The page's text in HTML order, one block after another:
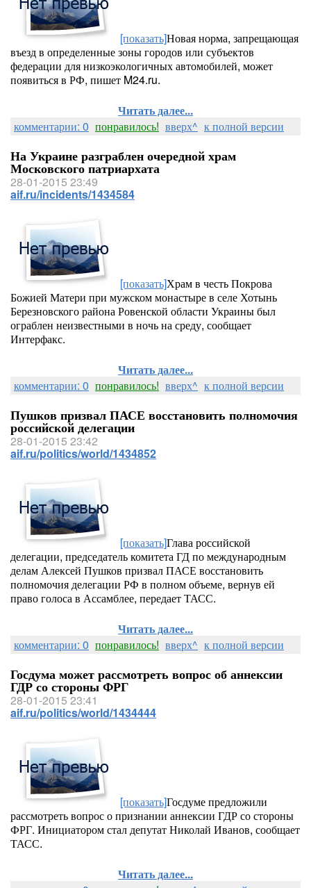
[показать]Новая норма, запрещающая
въезд в определенные зоны городов или субъектов
федерации для низкоэкологичных автомобилей, может
появиться в РФ, пишет M24.ru.
Читать далее...
комментарии: 0 понравилось! вверх^ к полной версии
На Украине разграблен очередной храм
Московского патриархата
28-01-2015 23:49
aif.ru/incidents/1434584
[показать]Храм в честь Покрова
Божией Матери при мужском монастыре в селе Хотынь
Березновского района Ровенской области Украины был
ограблен неизвестными в ночь на среду, сообщает
Интерфакс.
Читать далее...
комментарии: 0 понравилось! вверх^ к полной версии
Пушков призвал ПАСЕ восстановить полномочия
российской делегации
28-01-2015 23:42
aif.ru/politics/world/1434852
[показать]Глава российской
делегации, председатель комитета ГД по международным
делам Алексей Пушков призвал ПАСЕ восстановить
полномочия делегации РФ в полном объеме, вернув ей
право голоса в Ассамблее, передает ТАСС.
Читать далее...
комментарии: 0 понравилось! вверх^ к полной версии
Госдума может рассмотреть вопрос об аннексии
ГДР со стороны ФРГ
28-01-2015 23:41
aif.ru/politics/world/1434444
[показать]Госдуме предложили
рассмотреть вопрос о признании аннексии ГДР со стороны
ФРГ. Инициатором стал депутат Николай Иванов, сообщает
ТАСС.
Читать далее...